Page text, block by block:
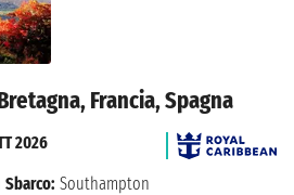
Francia, Spagna
2026
Sbarco: Southampton